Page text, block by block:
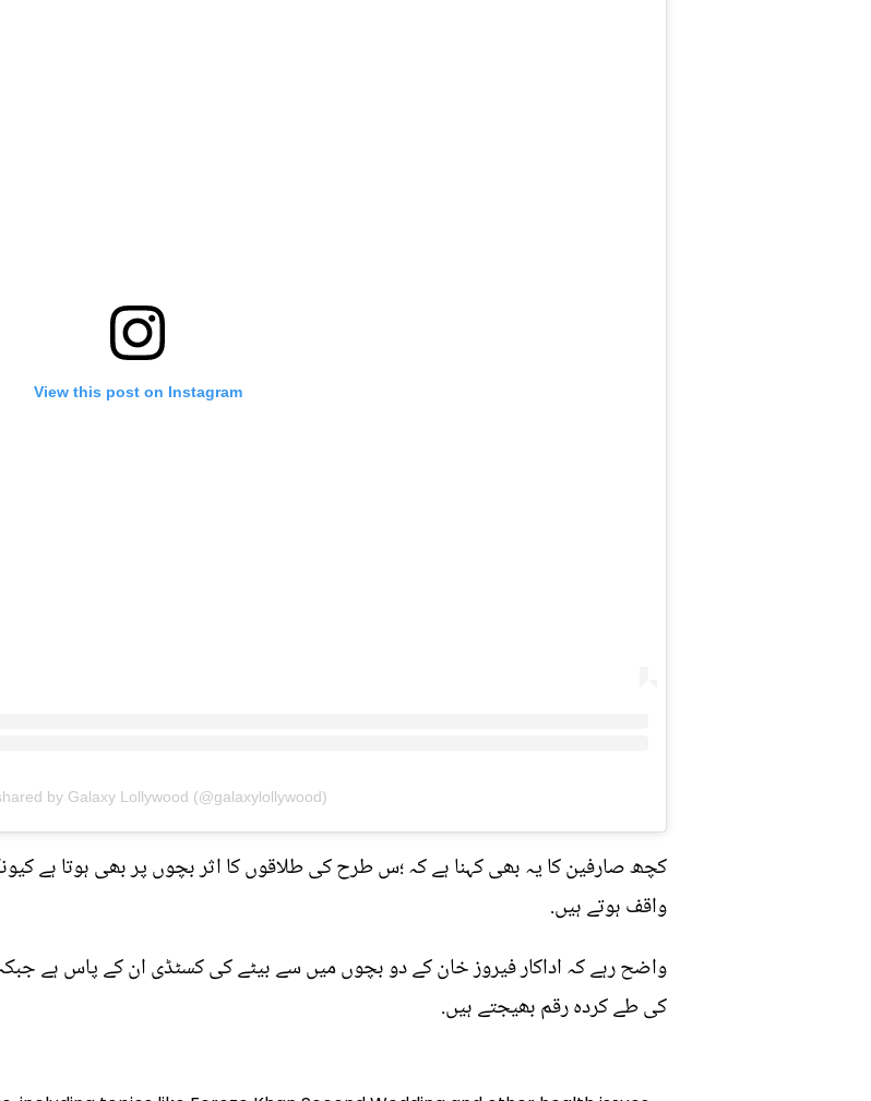
View this post on Instagram
by Galaxy Lollywood (@galaxylollywood)
کچھ صارفین کا یہ بھی کہنا ہے کہ ؛س طرح کی طلاقوں کا اثر بچوں پر بھی ہوتا ہے
واقف ہوتے ہیں.
واضح رہے کہ اداکار فیروز خان کے دو بچوں میں سے بیٹے کی کسٹڈی ان کے پاس ہے
کی طے کردہ رقم بھیجتے ہیں.